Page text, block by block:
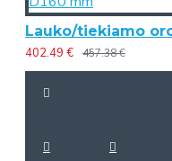
402.49 € 457.38 €